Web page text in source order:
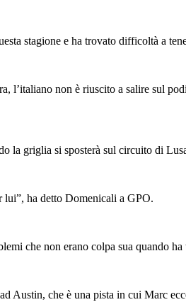
stagione e ha trovato difficoltà a
l’italiano non è riuscito a salire sul
la griglia si sposterà sul circuito di
lui”, ha detto Domenicali a GPO.
che non erano colpa sua quando
Austin, che è una pista in cui Marc